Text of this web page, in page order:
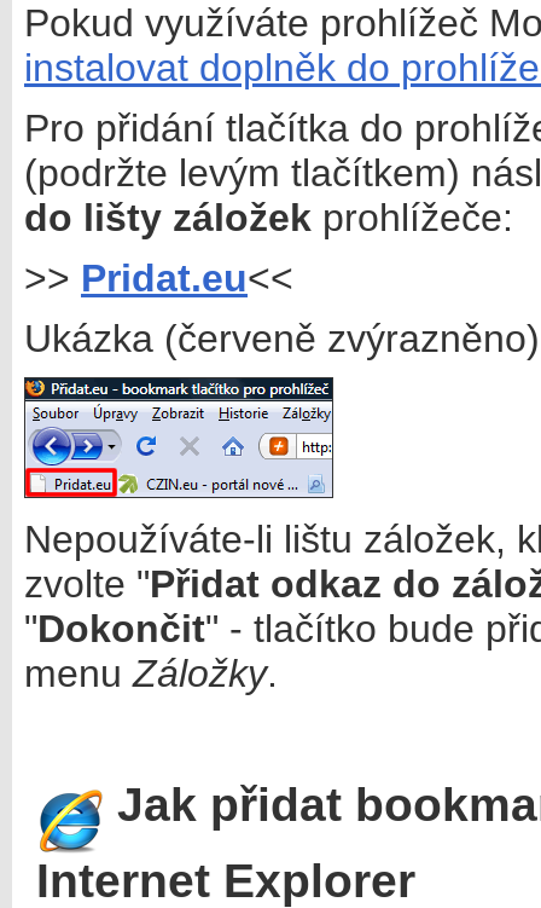
Pokud využíváte prohlížeč
instalovat doplněk do
Pro přidání tlačítka do
(podržte levým tlačítkem)
do lišty záložek prohlížeče:
>> Pridat.eu<<
Ukázka (červeně
Nepoužíváte-li lištu záložek,
zvolte "Přidat odkaz do
"Dokončit" - tlačítko bude
menuZáložky.
Jak přidat
Internet Explorer